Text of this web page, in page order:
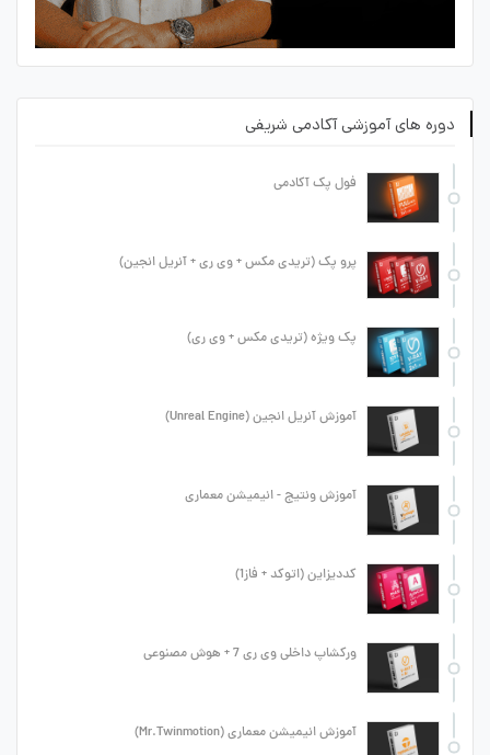
دوره های آموزشی آکادمی شریفی
فول پک آکادمی
پرو پک (تریدی مکس + وی ری + آنریل انجین)
پک ویژه (تریدی مکس + وی ری)
آموزش آنریل انجین (Unreal Engine)
آموزش ونتیج - انیمیشن معماری
کددیزاین (اتوکد + فاز1)
ورکشاپ داخلی وی ری 7 + هوش مصنوعی
آموزش انیمیشن معماری (Mr.Twinmotion)